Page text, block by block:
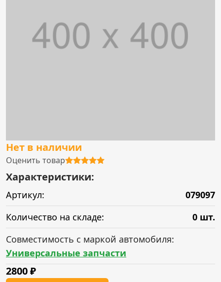
Нет в наличии
Оценить товар
Характеристики:
Артикул:
079097
Количество на складе:
0 шт.
Совместимость с маркой автомобиля:
Универсальные запчасти
2800₽